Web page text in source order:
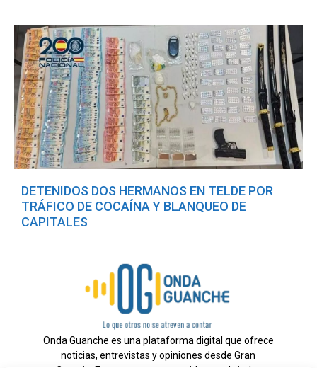
DETENIDOS DOS HERMANOS EN TELDE POR
TRÁFICO DE COCAÍNA Y BLANQUEO DE
CAPITALES
Onda Guanche es una plataforma digital que ofrece
noticias, entrevistas y opiniones desde Gran